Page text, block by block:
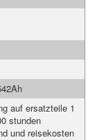
auf ersatzteile 1
stunden
und reisekosten